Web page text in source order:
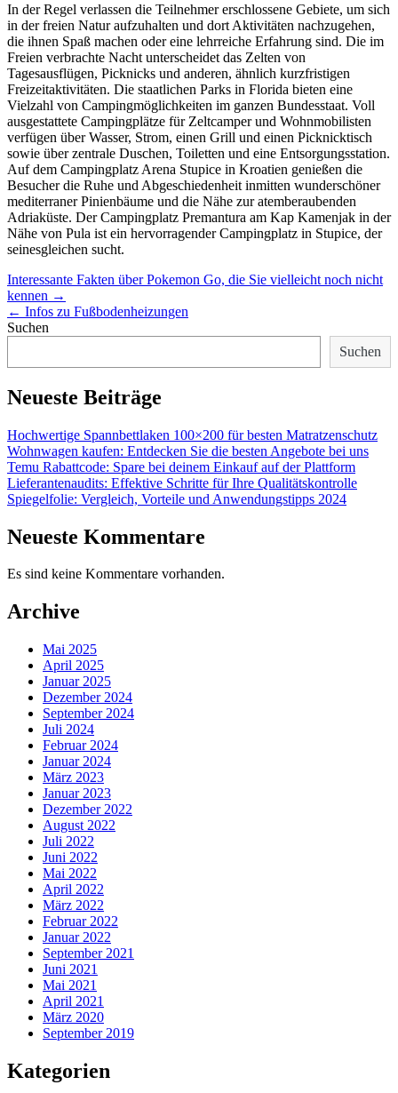
In der Regel verlassen die Teilnehmer erschlossene Gebiete, um sich
in der freien Natur aufzuhalten und dort Aktivitäten nachzugehen,
die ihnen Spaß machen oder eine lehrreiche Erfahrung sind. Die im
Freien verbrachte Nacht unterscheidet das Zelten von
Tagesausflügen, Picknicks und anderen, ähnlich kurzfristigen
Freizeitaktivitäten. Die staatlichen Parks in Florida bieten eine
Vielzahl von Campingmöglichkeiten im ganzen Bundesstaat. Voll
ausgestattete Campingplätze für Zeltcamper und Wohnmobilisten
verfügen über Wasser, Strom, einen Grill und einen Picknicktisch
sowie über zentrale Duschen, Toiletten und eine Entsorgungsstation.
Auf dem Campingplatz Arena Stupice in Kroatien genießen die
Besucher die Ruhe und Abgeschiedenheit inmitten wunderschöner
mediterraner Pinienbäume und die Nähe zur atemberaubenden
Adriaküste. Der Campingplatz Premantura am Kap Kamenjak in der
Nähe von Pula ist ein hervorragender Campingplatz in Stupice, der
seinesgleichen sucht.
Post
navigation
Interessante Fakten über Pokemon Go, die Sie vielleicht noch nicht
kennen →
← Infos zu Fußbodenheizungen
Suchen
Suchen
Neueste Beiträge
Hochwertige Spannbettlaken 100×200 für besten Matratzenschutz
Wohnwagen kaufen: Entdecken Sie die besten Angebote bei uns
Temu Rabattcode: Spare bei deinem Einkauf auf der Plattform
Lieferantenaudits: Effektive Schritte für Ihre Qualitätskontrolle
Spiegelfolie: Vergleich, Vorteile und Anwendungstipps 2024
Neueste Kommentare
Es sind keine Kommentare vorhanden.
Archive
Mai 2025
April 2025
Januar 2025
Dezember 2024
September 2024
Juli 2024
Februar 2024
Januar 2024
März 2023
Januar 2023
Dezember 2022
August 2022
Juli 2022
Juni 2022
Mai 2022
April 2022
März 2022
Februar 2022
Januar 2022
September 2021
Juni 2021
Mai 2021
April 2021
März 2020
September 2019
Kategorien